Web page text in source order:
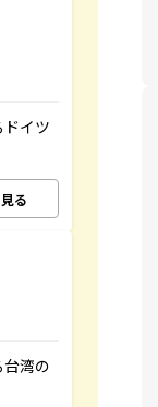
イツ
る
湾の